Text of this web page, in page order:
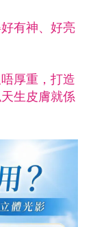
有神、好亮
厚重，打造
生皮膚就係